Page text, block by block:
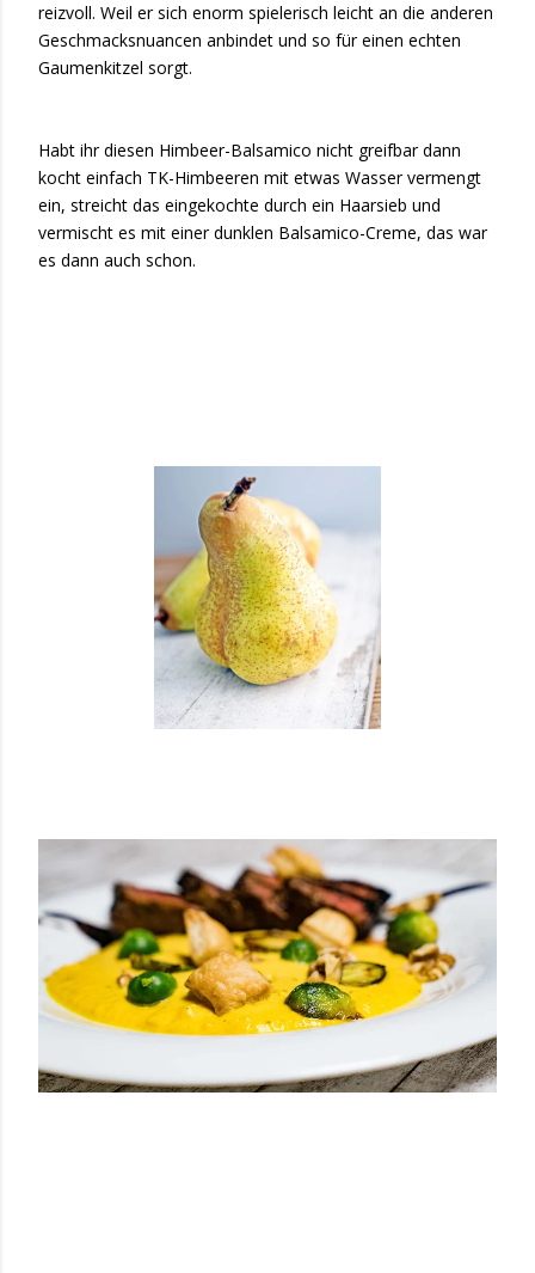
reizvoll. Weil er sich enorm spielerisch leicht an die anderen
Geschmacksnuancen anbindet und so für einen echten
Gaumenkitzel sorgt.
Habt ihr diesen Himbeer-Balsamico nicht greifbar dann
kocht einfach TK-Himbeeren mit etwas Wasser vermengt
ein, streicht das eingekochte durch ein Haarsieb und
vermischt es mit einer dunklen Balsamico-Creme, das war
es dann auch schon.